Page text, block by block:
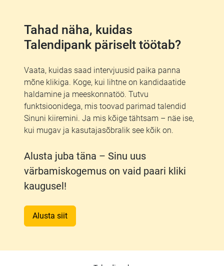
Tahad näha, kuidas
Talendipank päriselt töötab?
Vaata, kuidas saad intervjuusid paika panna
mõne klikiga. Koge, kui lihtne on kandidaatide
haldamine ja meeskonnatöö. Tutvu
funktsioonidega, mis toovad parimad talendid
Sinuni kiiremini. Ja mis kõige tähtsam – näe ise,
kui mugav ja kasutajasõbralik see kõik on.
Alusta juba täna – Sinu uus
värbamiskogemus on vaid paari kliki
kaugusel!
Alusta siit